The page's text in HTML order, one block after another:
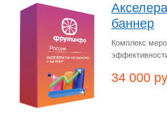
баннер
Комплекс
34 000